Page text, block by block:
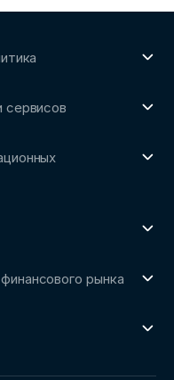
сервисов
рынка